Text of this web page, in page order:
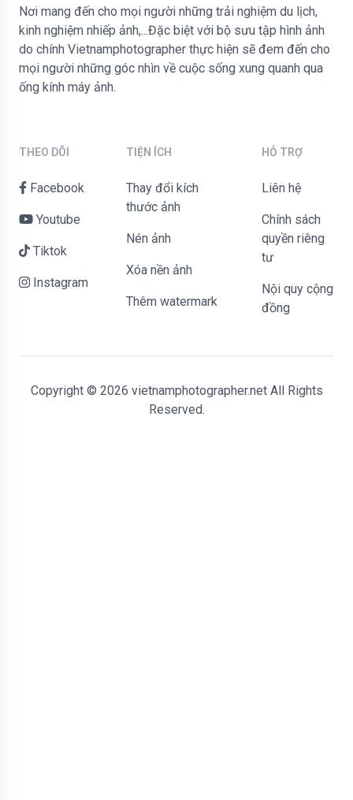
Nơi mang đến cho mọi người những trải nghiệm du lịch,
kinh nghiệm nhiếp ảnh,...Đặc biệt với bộ sưu tập hình ảnh
do chính Vietnamphotographer thực hiện sẽ đem đến cho
mọi người những góc nhìn về cuộc sống xung quanh qua
ống kính máy ảnh.
THEO DÕI
Facebook
Youtube
Tiktok
Instagram
TIỆN ÍCH
Thay đổi kích
thước ảnh
Nén ảnh
Xóa nền ảnh
Thêm watermark
HỖ TRỢ
liên hệ
Chính sách
quyền riêng
tư
Nội quy cộng
đồng
Copyright © 2026 vietnamphotographer.net All Rights
Reserved.